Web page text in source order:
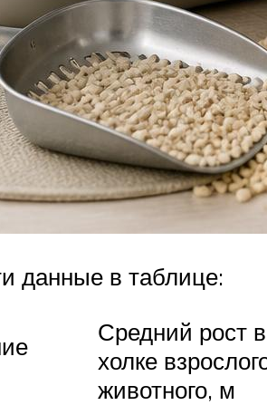
данные в таблице:
Средний рост в
холке
животного, м